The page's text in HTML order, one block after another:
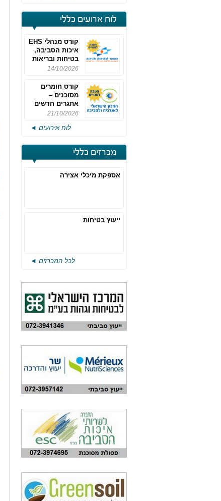
לוח ארועים כללי
קורס מנהלי EHS
איכות הסביבה,
בטיחות ובריאות
תעסוקתית
14/10/2026
קורס חומרים
מסוכנים –
אתגרים חדשים
והערכות לחוק
מחזור 4
21/10/2026
לוח אירועים ◄
מכרזים כללי
אספקת מיכלי אצירה
ייעוץ בטיחות
לכל המכרזים ◄